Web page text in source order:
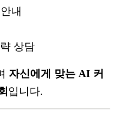
내
상담
자신에게 맞는 AI 커
입니다.